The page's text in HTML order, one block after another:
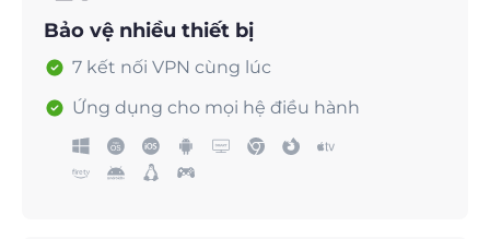
Bảo vệ nhiều thiết bị
7 kết nối VPN cùng lúc
Ứng dụng cho mọi hệ điều hành